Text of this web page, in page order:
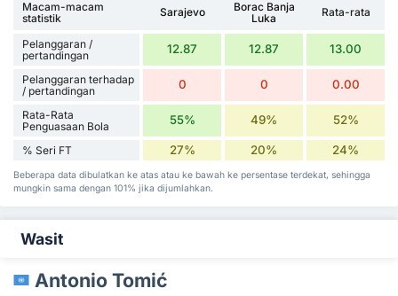
Macam-macam
statistik
Sarajevo
Borac Banja
Luka
Rata-rata
Pelanggaran /
pertandingan
12.87 12.87 13.00
Pelanggaran terhadap
/ pertandingan
0 0 0.00
Rata-Rata
Penguasaan Bola
55% 49% 52%
% Seri FT 27% 20% 24%
Beberapa data dibulatkan ke atas atau ke bawah ke persentase terdekat, sehingga
mungkin sama dengan 101% jika dijumlahkan.
Wasit
Antonio Tomić